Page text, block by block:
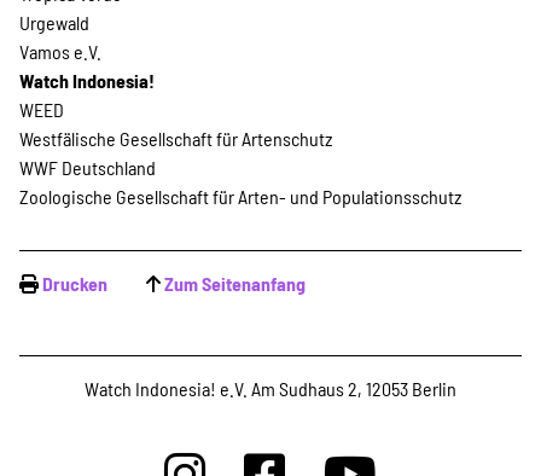
Urgewald
Vamos e.V.
Watch Indonesia!
WEED
Westfälische Gesellschaft für Artenschutz
WWF Deutschland
Zoologische Gesellschaft für Arten- und Populationsschutz
Drucken Zum Seitenanfang
Watch Indonesia! e.V. Am Sudhaus 2, 12053 Berlin